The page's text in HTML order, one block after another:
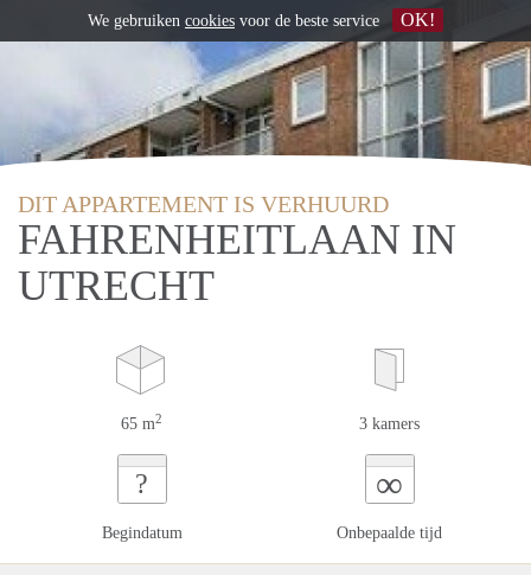
DIT APPARTEMENT IS VERHUURD
FAHRENHEITLAAN IN
UTRECHT
65 m2 3 kamers
?
Begindatum
∞
Onbepaalde tijd
We gebruiken cookies voor de beste service OK!